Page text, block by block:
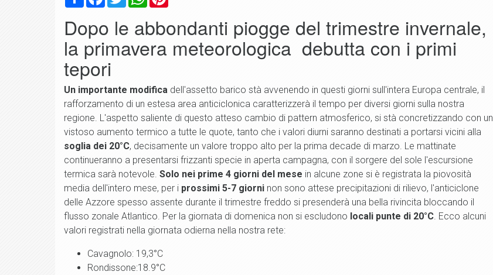
Dopo le abbondanti piogge del trimestre invernale,
la primavera meteorologica debutta con i primi
tepori
Un importante modifica dell'assetto barico stà avvenendo in questi giorni sull'intera Europa centrale, il
rafforzamento di un estesa area anticiclonica caratterizzerà il tempo per diversi giorni sulla nostra
regione. L'aspetto saliente di questo atteso cambio di pattern atmosferico, si stà concretizzando con un
vistoso aumento termico a tutte le quote, tanto che i valori diurni saranno destinati a portarsi vicini alla
soglia dei 20°C, decisamente un valore troppo alto per la prima decade di marzo. Le mattinate
continueranno a presentarsi frizzanti specie in aperta campagna, con il sorgere del sole l'escursione
termica sarà notevole. Solo nei prime 4 giorni del mese in alcune zone si è registrata la piovosità
media dell'intero mese, per i prossimi 5-7 giorni non sono attese precipitazioni di rilievo, l'anticiclone
delle Azzore spesso assente durante il trimestre freddo si presenderà una bella rivincita bloccando il
flusso zonale Atlantico. Per la giornata di domenica non si escludono locali punte di 20°C. Ecco alcuni
valori registrati nella giornata odierna nella nostra rete:
Cavagnolo: 19,3°C
Rondissone:18.9°C